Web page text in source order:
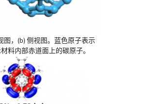
图，(b) 侧视图。蓝色原子表示
料内部赤道面上的碳原子。